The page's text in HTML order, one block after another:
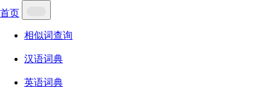
首页
相似词查询
汉语词典
英语词典